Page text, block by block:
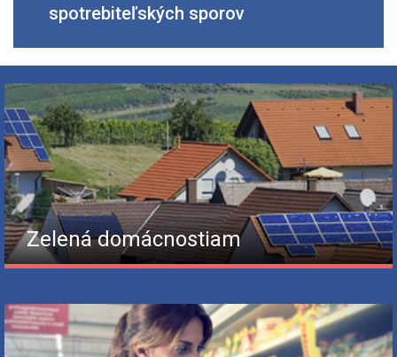
spotrebiteľských sporov
Zelená domácnostiam